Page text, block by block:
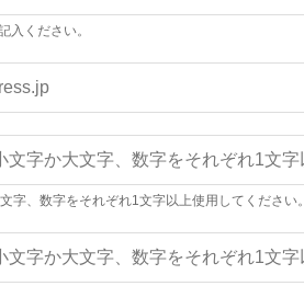
入ください。
字、数字をそれぞれ1文字以上使用してください。